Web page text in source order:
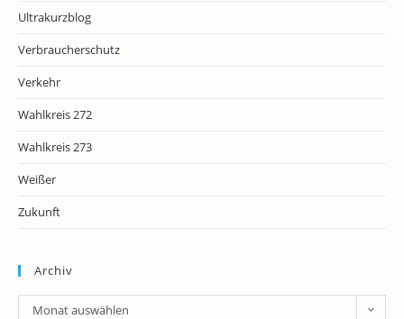
Ultrakurzblog
Verbraucherschutz
Verkehr
Wahlkreis 272
Wahlkreis 273
Weißer
Zukunft
Archiv
Archiv
Monat auswählen